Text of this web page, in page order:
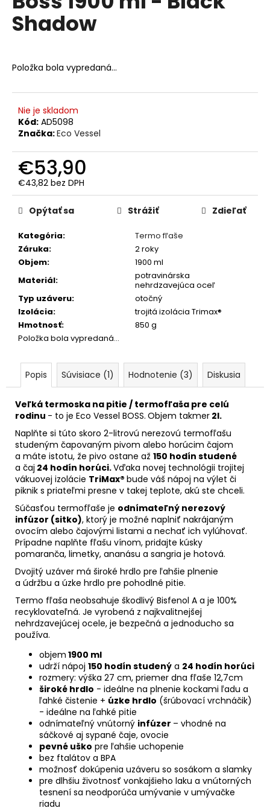
5
hviezdičiek.
Shadow
Položka bola vypredaná…
Nie je skladom
Kód: AD5098
Značka:Eco Vessel
€53,90
€43,82 bez DPH
Jednotková
cena:
Kategória:
Termo fľaše
Záruka:
2 roky
Objem:
1900 ml
Materiál:
potravinárska
nehrdzavejúca oceľ
Typ uzáveru:
otočný
Izolácia:
trojitá izolácia Trimax®
Hmotnosť:
850 g
Položka bola vypredaná…
Opýtať sa Strážiť Zdieľať
Popis Súvisiace (1) Hodnotenie (3) Diskusia
Veľká termoska na pitie / termofľaša pre celú
rodinu - to je Eco Vessel BOSS. Objem takmer 2l.
Naplňte si túto skoro 2-litrovú nerezovú termofľašu
studeným čapovaným pivom alebo horúcim čajom
a máte istotu, že pivo ostane až 150 hodín studené
a čaj 24 hodín horúci.Vďaka novej technológii trojitej
vákuovej izolácie TriMax® bude váš nápoj na výlet či
piknik s priateľmi presne v takej teplote, akú ste chceli.
Súčasťou termofľaše je odnímateľný nerezový
infúzor (sitko), ktorý je možné naplniť nakrájaným
ovocím alebo čajovými listami a nechať ich vylúhovať.
Prípadne naplňte fľašu vínom, pridajte kúsky
pomaranča, limetky, ananásu a sangria je hotová.
Dvojitý uzáver má široké hrdlo pre ľahšie plnenie
a údržbu a úzke hrdlo pre pohodlné pitie.
Termo fľaša neobsahuje škodlivý Bisfenol A a je 100%
recyklovateľná. Je vyrobená z najkvalitnejšej
nehrdzavejúcej ocele, je bezpečná a jednoducho sa
používa.
objem 1900 ml
udrží nápoj 150 hodín studený a 24 hodín horúci
rozmery: výška 27 cm, priemer dna fľaše 12,7cm
široké hrdlo - ideálne na plnenie kockami ľadu a
ľahké čistenie + úzke hrdlo (šrúbovací vrchnáčik)
- ideálne na ľahké pitie
odnímateľný vnútorný infúzer – vhodné na
sáčkové aj sypané čaje, ovocie
pevné uško pre ľahšie uchopenie
bez ftalátov a BPA
možnosť dokúpenia uzáveru so sosákom a slamky
pre dlhšiu životnosť vonkajšieho laku a vnútorných
tesnení sa neodporúča umývanie v umývačke
riadu
a
m
CHEEKI
600
ML
CLASSIC
ORANGE
GREY
€24,90